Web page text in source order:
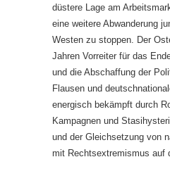
düstere Lage am
eine weitere Abwanderung
Westen zu stoppen. Der
Jahren Vorreiter für das
und die Abschaffung der
Flausen und
energisch bekämpft durch
Kampagnen und
und der Gleichsetzung von
mit Rechtsextremismus auf